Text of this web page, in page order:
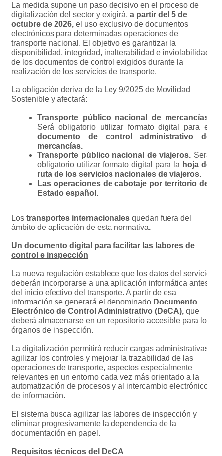
La medida supone un paso decisivo en el proceso de
digitalización del sector y exigirá, a partir del 5 de
octubre de 2026, el uso exclusivo de documentos
electrónicos para determinadas operaciones de
transporte nacional. El objetivo es garantizar la
disponibilidad, integridad, inalterabilidad e inviolabilidad
de los documentos de control exigidos durante la
realización de los servicios de transporte.
La obligación deriva de la Ley 9/2025 de Movilidad
Sostenible y afectará:
Transporte público nacional de mercancías.
Será obligatorio utilizar formato digital para el
documento de control administrativo de
mercancías.
Transporte público nacional de viajeros. Será
obligatorio utilizar formato digital para la hoja de
ruta de los servicios nacionales de viajeros.
Las operaciones de cabotaje por territorio del
Estado español.
Los transportes internacionales quedan fuera del
ámbito de aplicación de esta normativa.
Un documento digital para facilitar las labores de
control e inspección
La nueva regulación establece que los datos del servicio
deberán incorporarse a una aplicación informática antes
del inicio efectivo del transporte. A partir de esa
información se generará el denominado Documento
Electrónico de Control Administrativo (DeCA), que
deberá almacenarse en un repositorio accesible para los
órganos de inspección.
La digitalización permitirá reducir cargas administrativas,
agilizar los controles y mejorar la trazabilidad de las
operaciones de transporte, aspectos especialmente
relevantes en un entorno cada vez más orientado a la
automatización de procesos y al intercambio electrónico
de información.
El sistema busca agilizar las labores de inspección y
eliminar progresivamente la dependencia de la
documentación en papel.
Requisitos técnicos del DeCA